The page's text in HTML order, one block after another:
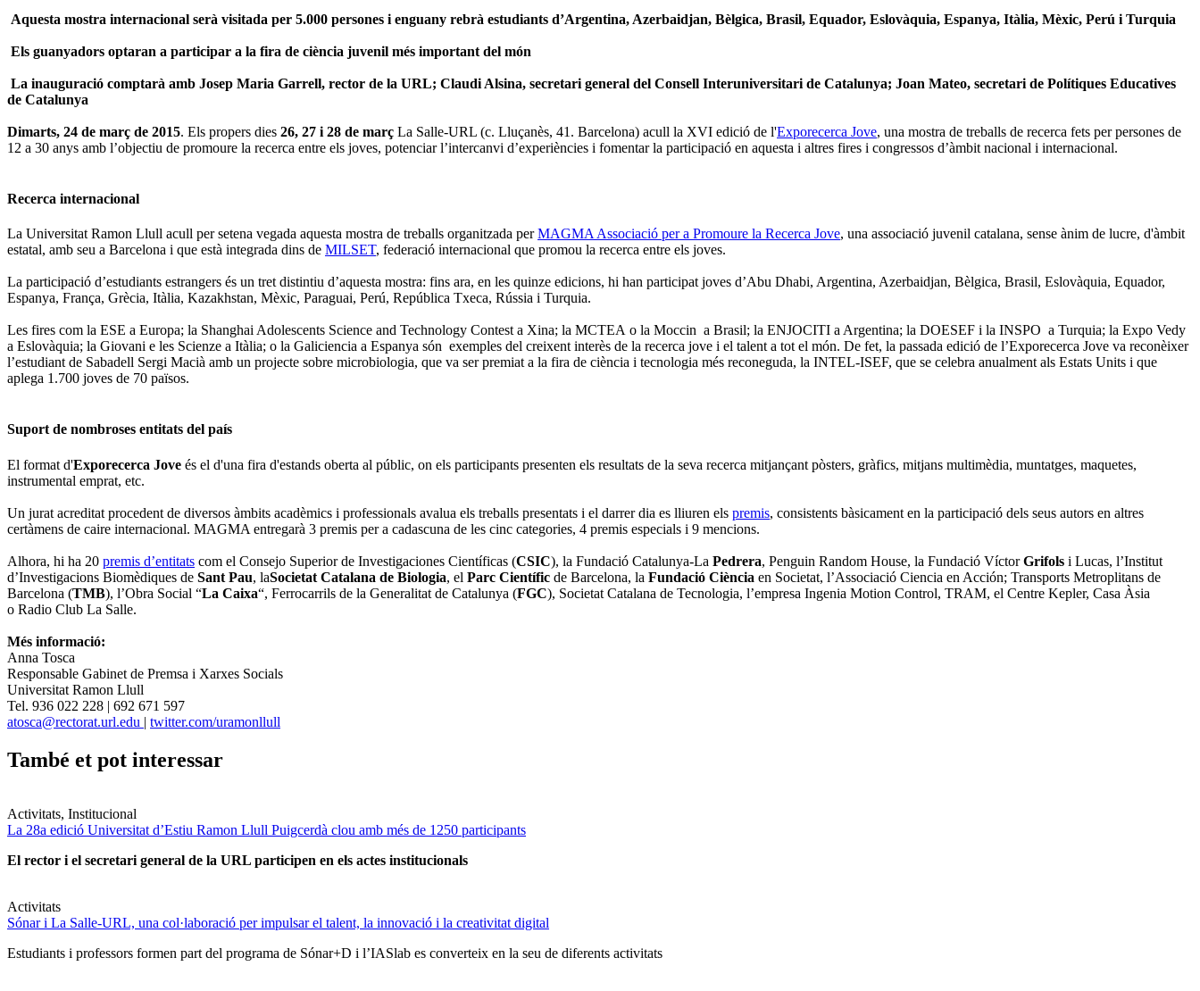
Aquesta mostra internacional serà visitada per 5.000 persones i enguany rebrà estudiants d’Argentina, Azerbaidjan, Bèlgica, Brasil, Equador, Eslovàquia, Espanya, Itàlia, Mèxic, Perú i Turquia
Els guanyadors optaran a participar a la fira de ciència juvenil més important del món
La inauguració comptarà amb Josep Maria Garrell, rector de la URL; Claudi Alsina, secretari general del Consell Interuniversitari de Catalunya; Joan Mateo, secretari de Polítiques Educatives
de Catalunya
Dimarts, 24 de març de 2015. Els propers dies 26, 27 i 28 de març La Salle-URL (c. Lluçanès, 41. Barcelona) acull la XVI edició de l'Exporecerca Jove, una mostra de treballs de recerca fets per persones de
12 a 30 anys amb l’objectiu de promoure la recerca entre els joves, potenciar l’intercanvi d’experiències i fomentar la participació en aquesta i altres fires i congressos d’àmbit nacional i internacional.
Recerca internacional
La Universitat Ramon Llull acull per setena vegada aquesta mostra de treballs organitzada perMAGMA Associació per a Promoure la Recerca Jove, una associació juvenil catalana, sense ànim de lucre, d'àmbit
estatal, amb seu a Barcelona i que està integrada dins de MILSET, federació internacional que promou la recerca entre els joves.
La participació d’estudiants estrangers és un tret distintiu d’aquesta mostra: fins ara, en les quinze edicions, hi han participat joves d’Abu Dhabi, Argentina, Azerbaidjan, Bèlgica, Brasil, Eslovàquia, Equador,
Espanya, França, Grècia, Itàlia, Kazakhstan, Mèxic, Paraguai, Perú, República Txeca, Rússia i Turquia.
Les fires com la ESE a Europa; la Shanghai Adolescents Science and Technology Contest a Xina; la MCTEA o la Moccin a Brasil; la ENJOCITI a Argentina; la DOESEF i la INSPO a Turquia; la Expo Vedy
a Eslovàquia; la Giovani e les Scienze a Itàlia; o la Galiciencia a Espanya són exemples del creixent interès de la recerca jove i el talent a tot el món. De fet, la passada edició de l’Exporecerca Jove va reconèixer
l’estudiant de Sabadell Sergi Macià amb un projecte sobre microbiologia, que va ser premiat a la fira de ciència i tecnologia més reconeguda, la INTEL-ISEF, que se celebra anualment als Estats Units i que
aplega 1.700 joves de 70 països.
Suport de nombroses entitats del país
El format d'Exporecerca Jove és el d'una fira d'estands oberta al públic, on els participants presenten els resultats de la seva recerca mitjançant pòsters, gràfics, mitjans multimèdia, muntatges, maquetes,
instrumental emprat, etc.
Un jurat acreditat procedent de diversos àmbits acadèmics i professionals avalua els treballs presentats i el darrer dia es lliuren els premis, consistents bàsicament en la participació dels seus autors en altres
certàmens de caire internacional. MAGMA entregarà 3 premis per a cadascuna de les cinc categories, 4 premis especials i 9 mencions.
Alhora, hi ha 20 premis d’entitats com el Consejo Superior de Investigaciones Científicas (CSIC), la Fundació Catalunya-La Pedrera, Penguin Random House, la Fundació VíctorGrifols i Lucas, l’Institut
d’Investigacions Biomèdiques de Sant Pau, laSocietat Catalana de Biologia, el Parc Científic de Barcelona, la Fundació Ciència en Societat, l’Associació Ciencia en Acción; Transports Metroplitans de
Barcelona (TMB), l’Obra Social “La Caixa“, Ferrocarrils de la Generalitat de Catalunya (FGC), Societat Catalana de Tecnologia, l’empresa Ingenia Motion Control, TRAM, el Centre Kepler, Casa Àsia
o Radio Club La Salle.
Més informació:
Anna Tosca
Responsable Gabinet de Premsa i Xarxes Socials
Universitat Ramon Llull
Tel. 936 022 228 | 692 671 597
atosca@rectorat.url.edu | twitter.com/uramonllull
També et pot interessar
Activitats, Institucional
La 28a edició Universitat d’Estiu Ramon Llull Puigcerdà clou amb més de 1250 participants
El rector i el secretari general de la URL participen en els actes institucionals
Activitats
Sónar i La Salle-URL, una col·laboració per impulsar el talent, la innovació i la creativitat digital
Estudiants i professors formen part del programa de Sónar+D i l’IASlab es converteix en la seu de diferents activitats